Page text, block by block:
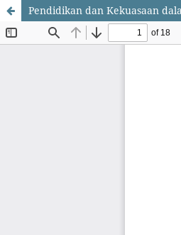
Pendidikan dan Kekuasaan